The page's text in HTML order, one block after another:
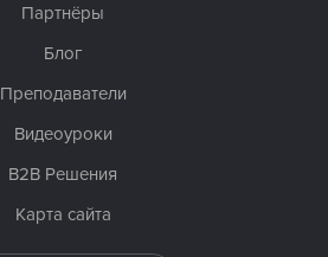
Партнёры
Блог
Преподаватели
Видеоуроки
B2B Решения
Карта сайта